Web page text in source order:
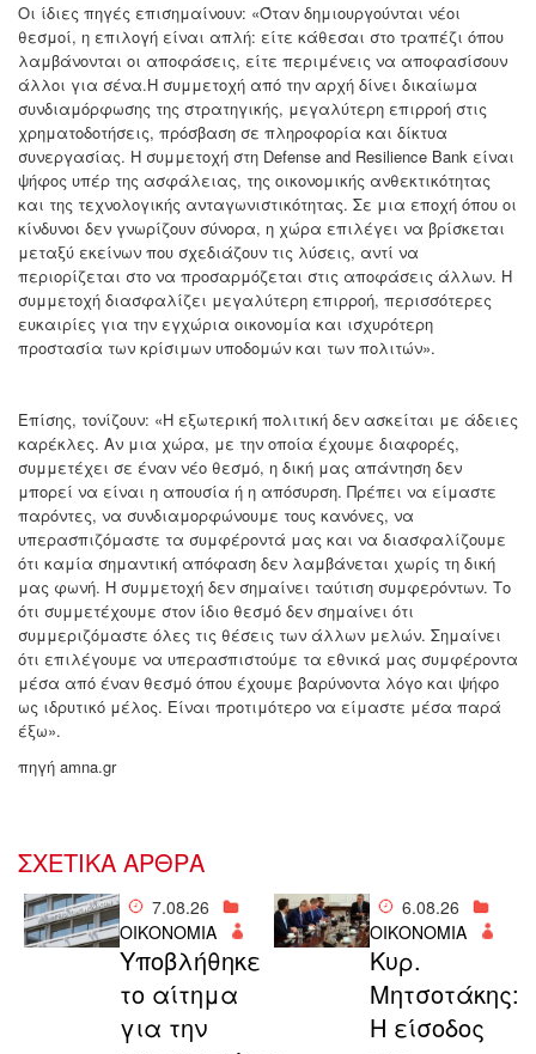
Οι ίδιες πηγές επισημαίνουν: «Όταν δημιουργούνται νέοι
θεσμοί, η επιλογή είναι απλή: είτε κάθεσαι στο τραπέζι όπου
λαμβάνονται οι αποφάσεις, είτε περιμένεις να αποφασίσουν
άλλοι για σένα.Η συμμετοχή από την αρχή δίνει δικαίωμα
συνδιαμόρφωσης της στρατηγικής, μεγαλύτερη επιρροή στις
χρηματοδοτήσεις, πρόσβαση σε πληροφορία και δίκτυα
συνεργασίας. Η συμμετοχή στη Defense and Resilience Bank είναι
ψήφος υπέρ της ασφάλειας, της οικονομικής ανθεκτικότητας
και της τεχνολογικής ανταγωνιστικότητας. Σε μια εποχή όπου οι
κίνδυνοι δεν γνωρίζουν σύνορα, η χώρα επιλέγει να βρίσκεται
μεταξύ εκείνων που σχεδιάζουν τις λύσεις, αντί να
περιορίζεται στο να προσαρμόζεται στις αποφάσεις άλλων. Η
συμμετοχή διασφαλίζει μεγαλύτερη επιρροή, περισσότερες
ευκαιρίες για την εγχώρια οικονομία και ισχυρότερη
προστασία των κρίσιμων υποδομών και των πολιτών».
Επίσης, τονίζουν: «Η εξωτερική πολιτική δεν ασκείται με άδειες
καρέκλες. Αν μια χώρα, με την οποία έχουμε διαφορές,
συμμετέχει σε έναν νέο θεσμό, η δική μας απάντηση δεν
μπορεί να είναι η απουσία ή η απόσυρση. Πρέπει να είμαστε
παρόντες, να συνδιαμορφώνουμε τους κανόνες, να
υπερασπιζόμαστε τα συμφέροντά μας και να διασφαλίζουμε
ότι καμία σημαντική απόφαση δεν λαμβάνεται χωρίς τη δική
μας φωνή. Η συμμετοχή δεν σημαίνει ταύτιση συμφερόντων. Το
ότι συμμετέχουμε στον ίδιο θεσμό δεν σημαίνει ότι
συμμεριζόμαστε όλες τις θέσεις των άλλων μελών. Σημαίνει
ότι επιλέγουμε να υπερασπιστούμε τα εθνικά μας συμφέροντα
μέσα από έναν θεσμό όπου έχουμε βαρύνοντα λόγο και ψήφο
ως ιδρυτικό μέλος. Είναι προτιμότερο να είμαστε μέσα παρά
έξω».
πηγή amna.gr
ΣΧΕΤΙΚΑ ΑΡΘΡΑ
7.08.26
ΟΙΚΟΝΟΜΙΑ
Υποβλήθηκε
το αίτημα
για την
6.08.26
ΟΙΚΟΝΟΜΙΑ
Κυρ.
Μητσοτάκης:
Η είσοδος